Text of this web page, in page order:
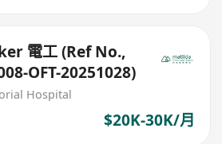
電工 (Ref No.,
OFT-20251028)
Hospital
$20K-30K/月